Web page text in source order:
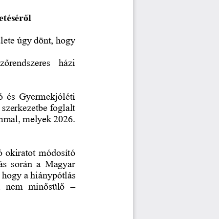
úgy dönt, hogy
házi
és  Gyermekjóléti
foglalt
melyek 2026.
okiratot módosító
során  a  Magyar
a hiánypótlás
nem  minősülő –